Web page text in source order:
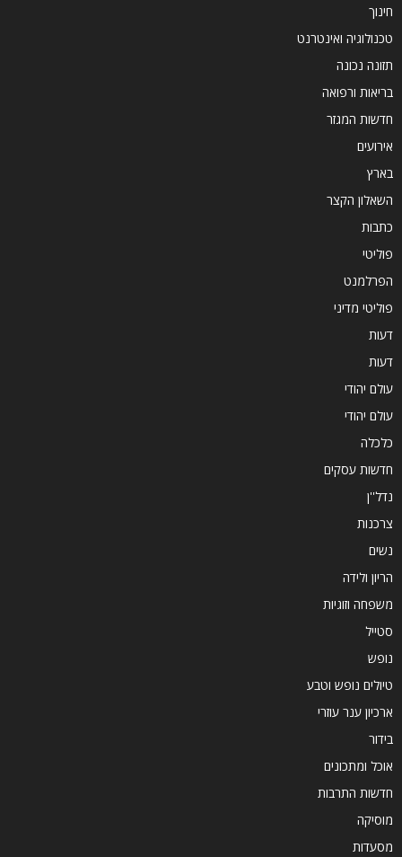
חינוך
טכנולוגיה ואינטרנט
תזונה נכונה
בריאות ורפואה
חדשות המגזר
אירועים
בארץ
השאלון הקצר
כתבות
פוליטי
הפרלמנט
פוליטי מדיני
דעות
דעות
עולם יהודי
עולם יהודי
כלכלה
חדשות עסקים
נדל''ן
צרכנות
נשים
הריון ולידה
משפחה וזוגיות
סטייל
נופש
טיולים נופש וטבע
ארכיון ענר עוזרי
בידור
אוכל ומתכונים
חדשות התרבות
מוסיקה
מסעדות